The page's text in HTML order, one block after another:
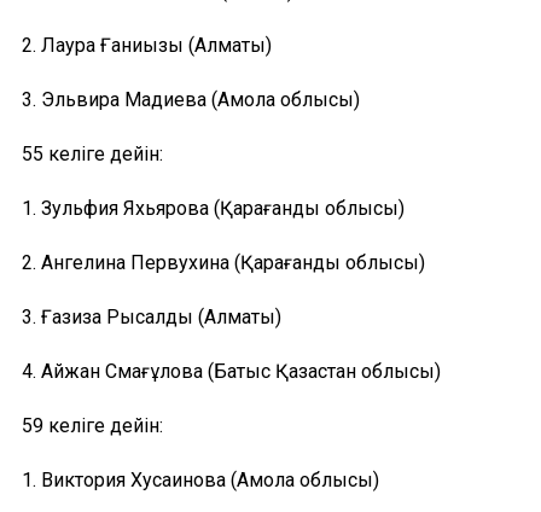
2. Лаура Ғаниқызы (Алматы)
3. Эльвира Мадиева (Ақмола облысы)
55 келіге дейін:
1. Зульфия Яхьярова (Қарағанды облысы)
2. Ангелина Первухина (Қарағанды облысы)
3. Ғазиза Рысалды (Алматы)
4. Айжан Смағұлова (Батыс Қазақстан облысы)
59 келіге дейін:
1. Виктория Хусаинова (Ақмола облысы)